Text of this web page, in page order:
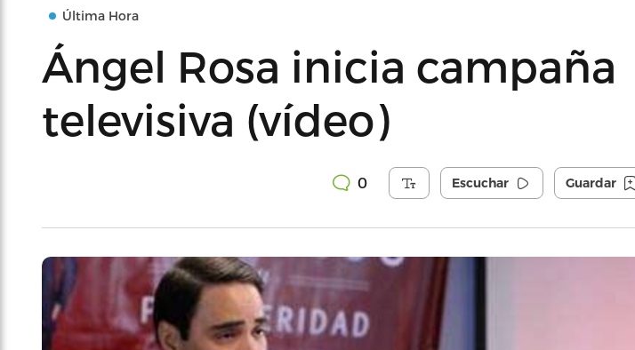
Última Hora
Ángel Rosa inicia campaña
televisiva (vídeo)
0 Escuchar Guardar